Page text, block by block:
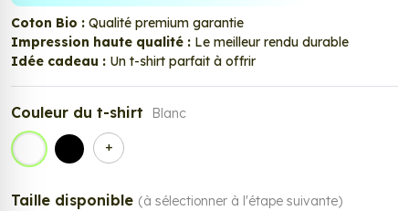
Coton Bio : Qualité premium garantie
Impression haute qualité : Le meilleur rendu durable
Idée cadeau : Un t-shirt parfait à offrir
Couleur du t-shirt Blanc
Blanc Noir
+
Taille disponible (à sélectionner à l'étape suivante)